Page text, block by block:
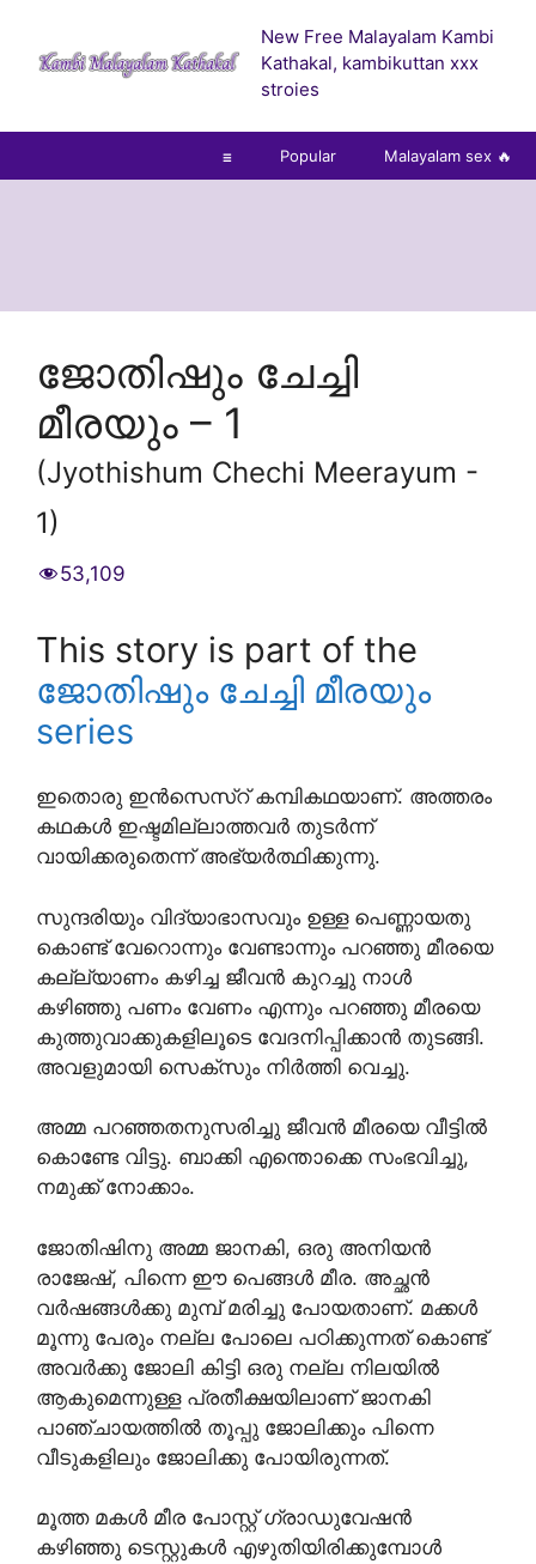
content
New Free Malayalam Kambi
Kathakal, kambikuttan xxx
stroies
☰ Popular Malayalam sex 🔥
ജോതിഷും ചേച്ചി
മീരയും – 1
(Jyothishum Chechi Meerayum -
1)
53,109
This story is part of the
ജോതിഷും ചേച്ചി മീരയും
series
ഇതൊരു ഇൻസെസ്റ് കമ്പികഥയാണ്. അത്തരം
കഥകൾ ഇഷ്ടമില്ലാത്തവർ തുടർന്ന്
വായിക്കരുതെന്ന് അഭ്യർത്ഥിക്കുന്നു.
സുന്ദരിയും വിദ്യാഭാസവും ഉള്ള പെണ്ണായതു
കൊണ്ട് വേറൊന്നും വേണ്ടാന്നും പറഞ്ഞു മീരയെ
കല്ല്യാണം കഴിച്ച ജീവൻ കുറച്ചു നാൾ
കഴിഞ്ഞു പണം വേണം എന്നും പറഞ്ഞു മീരയെ
കുത്തുവാക്കുകളിലൂടെ വേദനിപ്പിക്കാൻ തുടങ്ങി.
അവളുമായി സെക്‌സും നിർത്തി വെച്ചു.
അമ്മ പറഞ്ഞതനുസരിച്ചു ജീവൻ മീരയെ വീട്ടിൽ
കൊണ്ടേ വിട്ടു. ബാക്കി എന്തൊക്കെ സംഭവിച്ചു,
നമുക്ക് നോക്കാം.
ജോതിഷിനു അമ്മ ജാനകി, ഒരു അനിയൻ
രാജേഷ്, പിന്നെ ഈ പെങ്ങൾ മീര. അച്ഛൻ
വർഷങ്ങൾക്കു മുമ്പ് മരിച്ചു പോയതാണ്. മക്കൾ
മൂന്നു പേരും നല്ല പോലെ പഠിക്കുന്നത് കൊണ്ട്
അവർക്കു ജോലി കിട്ടി ഒരു നല്ല നിലയിൽ
ആകുമെന്നുള്ള പ്രതീക്ഷയിലാണ് ജാനകി
പാഞ്ചായത്തിൽ തൂപ്പു ജോലിക്കും പിന്നെ
വീടുകളിലും ജോലിക്കു പോയിരുന്നത്.
മൂത്ത മകൾ മീര പോസ്റ്റ് ഗ്രാഡുവേഷൻ
കഴിഞ്ഞു ടെസ്റ്റുകൾ എഴുതിയിരിക്കുമ്പോൾ